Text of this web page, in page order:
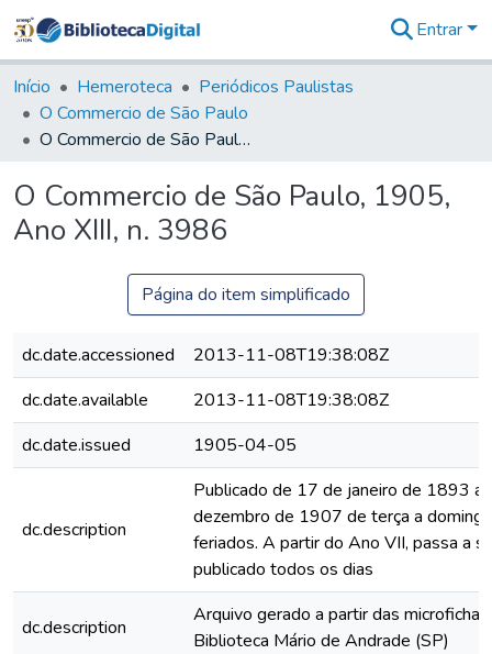
&
Coleções
Tudo na
Biblioteca
Estatísticas
Entrar
Início Hemeroteca
Periódicos Paulistas
O Commercio de São Paulo
O Commercio de São Paulo, 1905, Ano XIII, n. 3986
O Commercio de São Paulo, 1905,
Ano XIII, n. 3986
Página do item simplificado
dc.date.accessioned
2013-11-08T19:38:08Z
dc.date.available
2013-11-08T19:38:08Z
dc.date.issued
1905-04-05
dc.description
Publicado de 17 de janeiro de 1893 a
dezembro de 1907 de terça a
feriados. A partir do Ano VII, passa a
publicado todos os dias
dc.description
Arquivo gerado a partir das
Biblioteca Mário de Andrade (SP)